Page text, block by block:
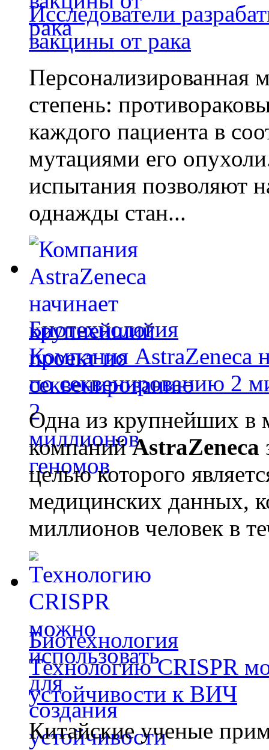
Исследователи
вакцины от рака
Персонализированная
степень:
каждого пациента в
мутациями его
испытания позволяют
однажды стан...
Биотехнология
Компания AstraZeneca
по секвенированию 2
Одна из крупнейших в
компанийAstraZeneca
целью которого
медицинских данных,
миллионов человек в
Биотехнология
Технологию CRISPR
устойчивости к ВИЧ
Китайские ученые